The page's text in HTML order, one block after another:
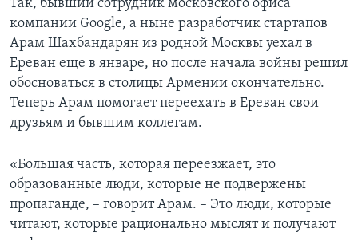
Так, бывший сотрудник московского офиса
компании Google, а ныне разработчик стартапов
Арам Шахбандарян из родной Москвы уехал в
Ереван еще в январе, но после начала войны решил
обосноваться в столицы Армении окончательно.
Теперь Арам помогает переехать в Ереван свои
друзьям и бывшим коллегам.
«Большая часть, которая переезжает, это
образованные люди, которые не подвержены
пропаганде, – говорит Арам. – Это люди, которые
читают, которые рационально мыслят и получают